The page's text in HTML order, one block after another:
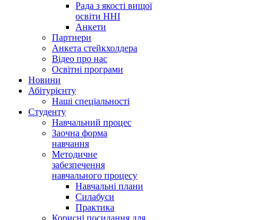
Рада з якості вищої
освіти ННІ
Анкети
Партнери
Анкета стейкхолдера
Відео про нас
Освітні програми
Hовини
Абітурієнту
Наші спеціальності
Студенту
Навчальний процес
Заочна форма
навчання
Методичне
забезпечення
навчального процесу
Навчальні плани
Силабуси
Практика
Корисні посилання для